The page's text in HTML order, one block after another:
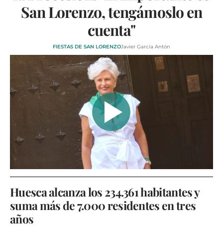
San Lorenzo, tengámoslo en
cuenta"
FIESTAS DE SAN LORENZOJavier García Antón
Huesca alcanza los 234.361 habitantes y
suma más de 7.000 residentes en tres
años